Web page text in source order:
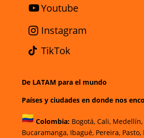
Youtube
Instagram
TikTok
De LATAM para el mundo
Países y ciudades en donde nos
Colombia: Bogotá,Cali, Medellín,
Bucaramanga,Ibagué,Pereira,Pasto,